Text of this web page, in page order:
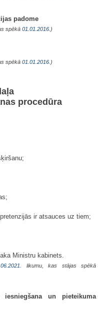
padome
spēkā 01.01.2016. )
spēkā 01.01.2016. )
procedūra
ir atsauces uz tiem;
Ministru kabinets.
. likumu, kas stājas spēkā
iesniegšana un pieteikuma